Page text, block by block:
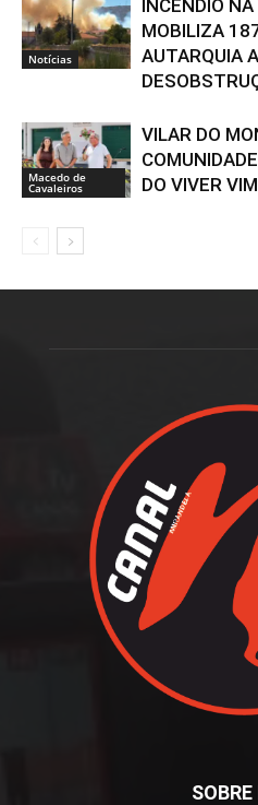
Notícias
INCÊNDIO
MOBILIZA
AUTARQUIA
Macedo de
Cavaleiros
VILAR DO
DO VIVER